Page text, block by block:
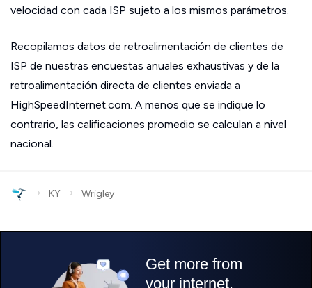
velocidad con cada ISP sujeto a los mismos parámetros.
Recopilamos datos de retroalimentación de clientes de
ISP de nuestras encuestas anuales exhaustivas y de la
retroalimentación directa de clientes enviada a
HighSpeedInternet.com. A menos que se indique lo
contrario, las calificaciones promedio se calculan a nivel
nacional.
› KY › Wrigley